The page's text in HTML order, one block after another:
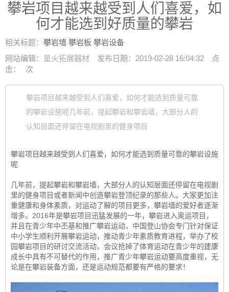
攀岩项目越来越受到人们喜爱，如
何才能选到好质量的攀岩
相关标题： 攀岩墙 攀岩板 攀岩设备
网站编辑： 星火拓展器材 发布日期：2019-02-28 16:04:32
点
击：
次
攀岩项目越来越受到人们喜爱，如何才能选到质量可靠
的攀岩设施呢几年前，提起攀岩和攀岩墙，大部分人的
认知层面还停留在电视剧里的健身项目
攀岩项目越来越受到人们喜爱，如何才能选到质量可靠的攀岩设施
呢
几年前，提起攀岩和攀岩墙，大部分人的认知层面还停留在电视剧
里的健身项目或者新闻中创造攀岩登顶纪录的那些人。大家更加注
重健康和身体素质，对运动了解的项目更多，攀岩墙的爱好者逐渐
增多。2016年是攀岩项目迅猛发展的一年，攀岩进入奥运项目，
并且在青少年中丕基和推广攀岩运动，中国登山协会专门针对保证
中小学生顺利开展攀岩运动，推动青少年素质教育进程，举办了校
园攀岩项目的研讨交流活动，会议抢掉了体育运动在青少年的建康
成长中具有不可替代的作用，推广青少年攀岩运动要高度重视，无
论是在攀岩装备方面，还是运动规范都要有严格的要求！